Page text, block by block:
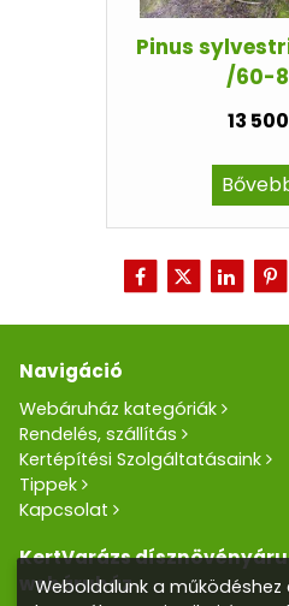
Pinus
/60-
13
Navigáció
Webáruház kategóriák
Rendelés, szállítás
Kertépítési Szolgáltatásaink
Tippek
Kapcsolat
KertVarázs
webáruház
Weboldalunk a